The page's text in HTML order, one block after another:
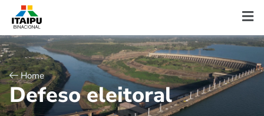
Home
Defeso eleitoral